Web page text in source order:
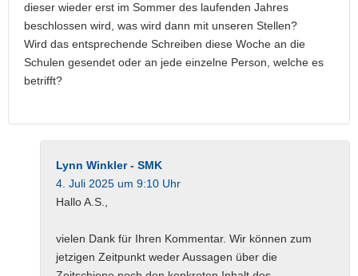
dieser wieder erst im Sommer des laufenden Jahres
beschlossen wird, was wird dann mit unseren Stellen?
Wird das entsprechende Schreiben diese Woche an die
Schulen gesendet oder an jede einzelne Person, welche es
betrifft?
Lynn Winkler - SMK
4. Juli 2025 um 9:10 Uhr
Hallo A.S.,
vielen Dank für Ihren Kommentar. Wir können zum
jetzigen Zeitpunkt weder Aussagen über die